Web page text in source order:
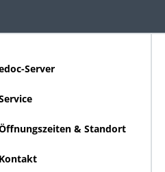
Server
& Standort
Kontakt